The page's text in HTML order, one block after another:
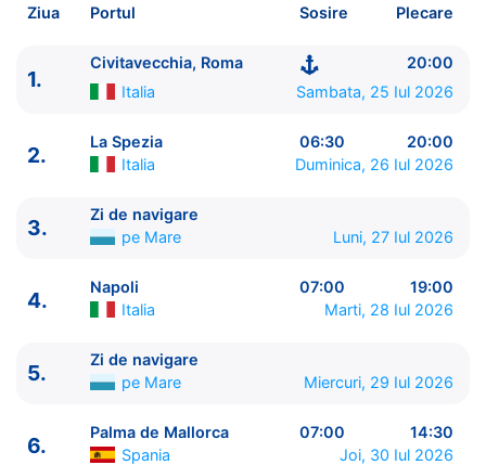
Sosire pe 02 Aug 2026 in Barcelona, Spania
Royal Caribbean International
Legend of the Seas
ITINERARIU
Ziua | Portul | Sosire - Plecare
Ziua Portul Sosire Plecare
1.
Civitavecchia, Roma
20:00
Italia
Sambata, 25 Iul 2026
2.
La Spezia 06:30
20:00
Italia
Duminica, 26 Iul 2026
3.
Zi de navigare
pe Mare
Luni, 27 Iul 2026
4.
Napoli 07:00
19:00
Italia
Marti, 28 Iul 2026
5.
Zi de navigare
pe Mare
Miercuri, 29 Iul 2026
6.
Palma de Mallorca 07:00
14:30
Spania
Joi, 30 Iul 2026